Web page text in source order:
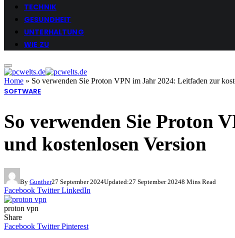
TECHNIK
GESUNDHEIT
UNTERHALTUNG
WIE ZU
Home » So verwenden Sie Proton VPN im Jahr 2024: Leitfaden zur
SOFTWARE
So verwenden Sie Proton
und kostenlosen Version
By Gunther27 September 2024Updated:27 September 20248 Mins Read
Facebook Twitter LinkedIn
proton vpn
Share
Facebook Twitter Pinterest